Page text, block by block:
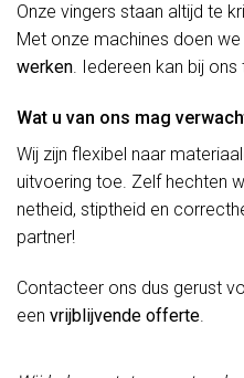
Onze vingers staan altijd te
Met onze machines doen we
werken. Iedereen kan bij ons
Wat u van ons mag
Wij zijn flexibel naar
uitvoering toe. Zelf hechten
netheid, stiptheid en
partner!
Contacteer ons dus gerust
een vrijblijvende offerte.